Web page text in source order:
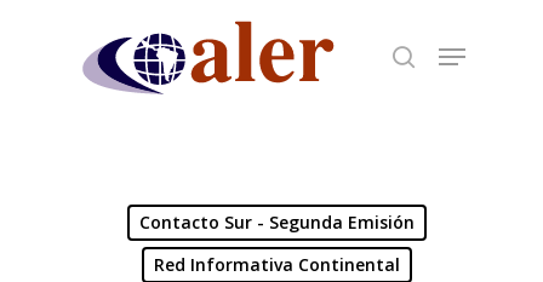
Contacto Sur - Segunda Emisión
Red Informativa Continental